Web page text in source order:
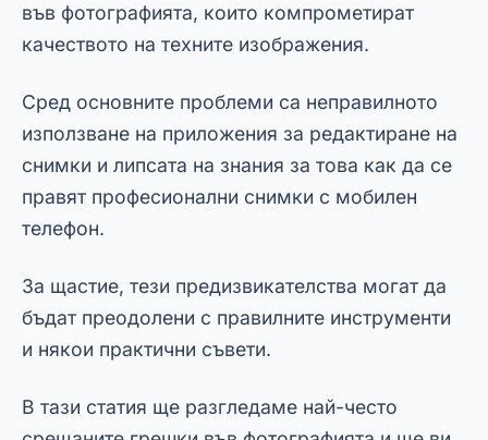
във фотографията, които компрометират
качеството на техните изображения.
Сред основните проблеми са неправилното
използване на приложения за редактиране на
снимки и липсата на знания за това как да се
правят професионални снимки с мобилен
телефон.
За щастие, тези предизвикателства могат да
бъдат преодолени с правилните инструменти
и някои практични съвети.
В тази статия ще разгледаме най-често